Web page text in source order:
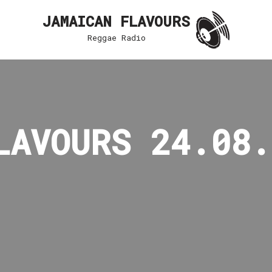
JAMAICAN FLAVOURS
Reggae Radio